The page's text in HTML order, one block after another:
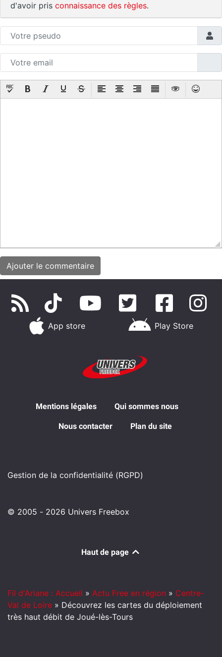
d'avoir pris connaissance des règles.
App store Play Store
Mentions légales Qui sommes nous
Nous contacter Plan du site
Gestion de la confidentialité (RGPD)
© 2005 - 2026 Univers Freebox
Haut de page
Fil d'Ariane : Accueil » Actu Free en région » Centre-
Val de Loire » Découvrez les cartes du déploiement
très haut débit de Joué-lès-Tours